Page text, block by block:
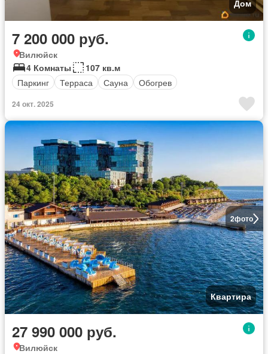
Дом
7 200 000 руб.
Вилюйск
4 Комнаты
107 кв.м
Паркинг
Терраса Сауна Обогрев
24 окт. 2025
2фото
Квартира
27 990 000 руб.
Вилюйск